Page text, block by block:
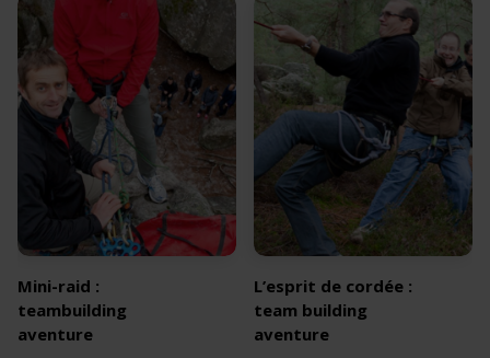
Mini-raid :
teambuilding
aventure
L’esprit de cordée :
team building
aventure